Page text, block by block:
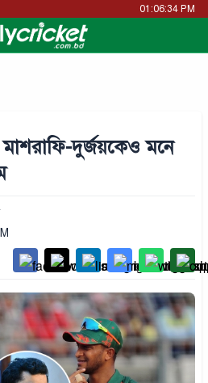
01:06:34 PM
দুর্জয়কেও মনে